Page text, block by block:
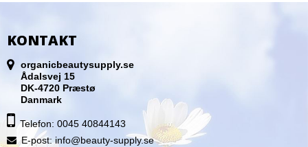
KONTAKT
organicbeautysupply.se
Ådalsvej 15
DK-4720 Præstø
Danmark
Telefon: 0045 40844143
E-post: info@beauty-supply.se